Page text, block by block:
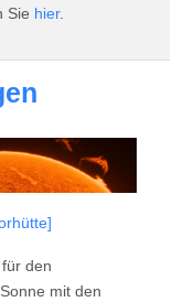
Sie hier.
den
mit den